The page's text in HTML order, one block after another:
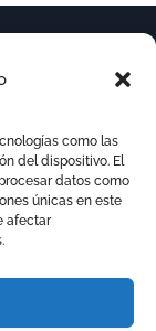
como las
del dispositivo. El
datos como
únicas en este
afectar